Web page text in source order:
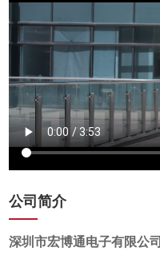
公司简介
深圳市宏博通电子有限公司